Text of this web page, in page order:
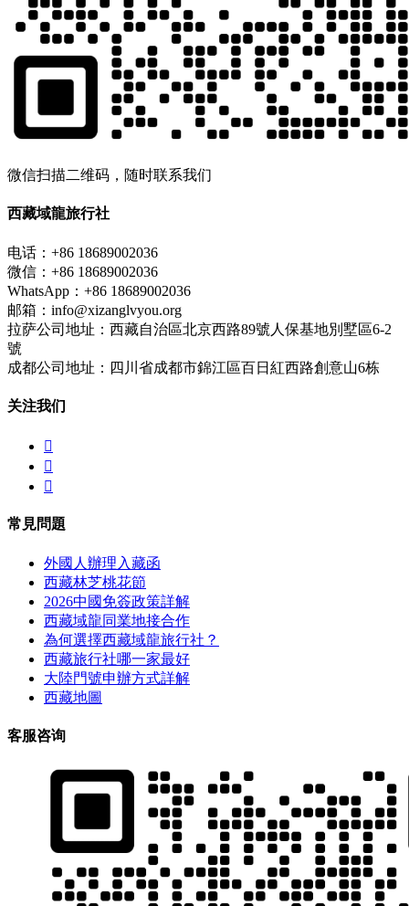
微信扫描二维码，随时联系我们
西藏域龍旅行社
电话：+86 18689002036
微信：+86 18689002036
WhatsApp：+86 18689002036
邮箱：info@xizanglvyou.org
拉萨公司地址：西藏自治區北京西路89號人保基地別墅區6-2
號
成都公司地址：四川省成都市錦江區百日紅西路創意山6栋
关注我们



常見問題
外國人辦理入藏函
西藏林芝桃花節
2026中國免簽政策詳解
西藏域龍同業地接合作
為何選擇西藏域龍旅行社？
西藏旅行社哪一家最好
大陸門號申辦方式詳解
西藏地圖
客服咨询